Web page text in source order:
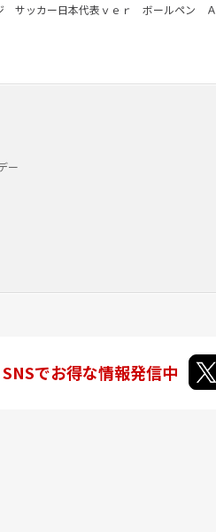
サッカー日本代表ｖｅｒ ボールペン Ａ
ー
SNSでお得な情報発信中